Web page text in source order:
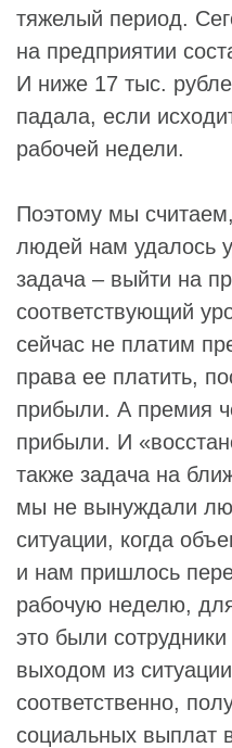
тяжелый период.
на предприятии
И ниже 17 тыс.
падала, если
рабочей недели.
Поэтому мы
людей нам удалось
задача – выйти на
соответствующий
сейчас не платим
права ее платить,
прибыли. А премия
прибыли. И
также задача на
мы не вынуждали
ситуации, когда
и нам пришлось
рабочую неделю,
это были
выходом из
соответственно,
социальных выплат